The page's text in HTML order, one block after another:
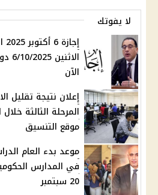
لا يفوتك
الآن
المرحلة الثالثة
موقع التنسيق
في المدارس
20 سبتمبر